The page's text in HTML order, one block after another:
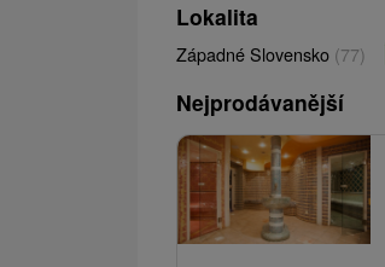
Lokalita
Západné Slovensko (77)
Nejprodávanější